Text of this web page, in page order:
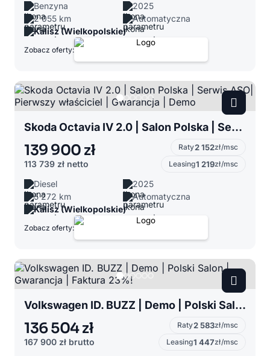
Benzyna
2025
2 055 km
Automatyczna
Kalisz (Wielkopolskie)
Zobacz oferty:
Skoda Octavia IV 2.0 | Salon Polska | Serwis ASO| Pierwszy właściciel | Gwarancja | Demo
139 900 zł
113 739 zł netto
Raty2 152zł/msc
Leasing1 219zł/msc
Diesel
2025
5 272 km
Automatyczna
Kalisz (Wielkopolskie)
Zobacz oferty:
Volkswagen ID. BUZZ | Demo | Polski Salon | Gwarancja | Faktura 23%!
136 504 zł
167 900 zł brutto
Raty2 583zł/msc
Leasing1 447zł/msc